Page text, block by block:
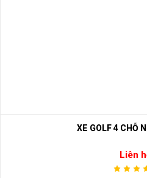
XE GOLF 4 CHỖ
Liên